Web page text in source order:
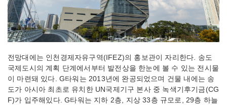
전망대에는 인천경제자유구역(IFEZ)의 홍보관이 자리한다. 송도
국제도시의 계획 단계에서부터 발전상을 한눈에 볼 수 있는 전시물
이 마련돼 있다. G타워는 2013년에 완공되었으며 건물 내에는 송
도가 아시아 최초로 유치한 UN국제기구 본사 중 녹색기후기금(CG
F)가 입주해있다. G타워는 지하 2층, 지상 33층 규모로, 29층 하늘